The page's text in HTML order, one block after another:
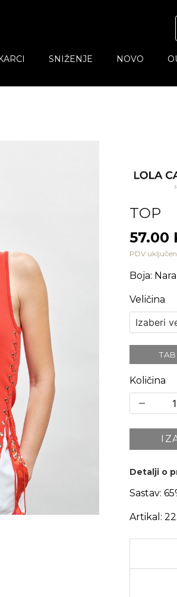
SNIŽENJE NOVO
TOP
57.00
PDV
Boja:
Veličina
Količina
Detalji o
Sastav:
Artikal: